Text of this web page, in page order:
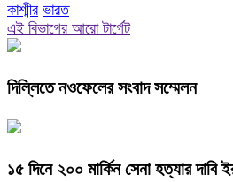
কাশ্মীর ভারত
এই বিভাগের আরো টার্গেট
দিল্লিতে নওফেলের সংবাদ সম্মেলন
১৫ দিনে ২০০ মার্কিন সেনা হত্যার দাবি